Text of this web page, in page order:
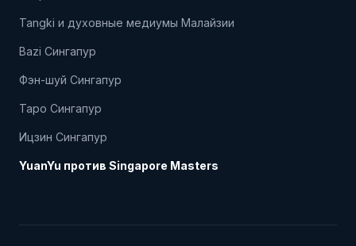
Tangki и духовные медиумы Малайзии
Bazi Сингапур
Фэн-шуй Сингапур
Таро Сингапур
Ицзин Сингапур
YuanYu против Singapore Masters